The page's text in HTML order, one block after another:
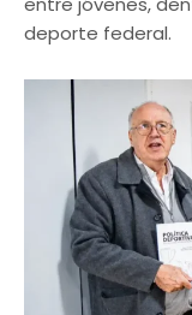
deporte federal.